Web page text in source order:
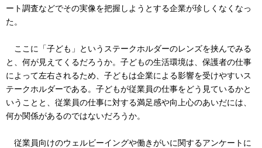
ート調査などでその実像を把握しようとする企業が珍しくなくなっ
た。
ここに「子ども」というステークホルダーのレンズを挟んでみる
と、何が見えてくるだろうか。子どもの生活環境は、保護者の仕事
によって左右されるため、子どもは企業による影響を受けやすいス
テークホルダーである。子どもが従業員の仕事をどう見ているかと
いうことと、従業員の仕事に対する満足感や向上心のあいだには、
何か関係があるのではないだろうか。
従業員向けのウェルビーイングや働きがいに関するアンケートに